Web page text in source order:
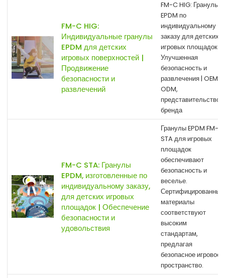
FM-C HIG:
Индивидуальные гранулы
EPDM для детских
игровых поверхностей |
Продвижение
безопасности и
развлечений
FM-C HIG: Гранулы
EPDM по
индивидуальному
заказу для детских
игровых площадок |
Улучшенная
безопасность и
развлечения | OEM,
ODM,
представительство
бренда
FM-C STA: Гранулы
EPDM, изготовленные по
индивидуальному заказу,
для детских игровых
площадок | Обеспечение
безопасности и
удовольствия
Гранулы EPDM FM-C
STA для игровых
площадок
обеспечивают
безопасность и
веселье.
Сертифицированные
материалы
соответствуют
высоким
стандартам,
предлагая
безопасное игровое
пространство.